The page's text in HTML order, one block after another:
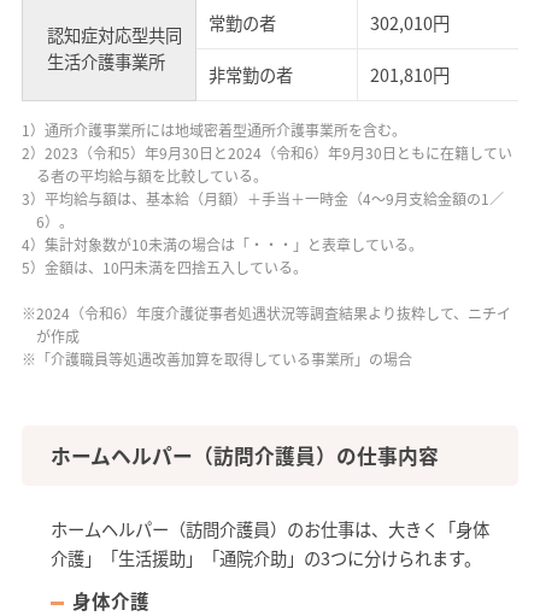
認知症対応型共同
生活介護事業所
常勤の者
302,010円
非常勤の者
201,810円
1）通所介護事業所には地域密着型通所介護事業所を含む。
2）2023（令和5）年9月30日と2024（令和6）年9月30日ともに在籍してい
る者の平均給与額を比較している。
3）平均給与額は、基本給（月額）＋手当＋一時金（4～9月支給金額の1／
6）。
4）集計対象数が10未満の場合は「・・・」と表章している。
5）金額は、10円未満を四捨五入している。
※2024（令和6）年度介護従事者処遇状況等調査結果より抜粋して、ニチイ
が作成
※「介護職員等処遇改善加算を取得している事業所」の場合
ホームヘルパー（訪問介護員）の仕事内容
ホームヘルパー（訪問介護員）のお仕事は、大きく「身体
介護」「生活援助」「通院介助」の3つに分けられます。
身体介護